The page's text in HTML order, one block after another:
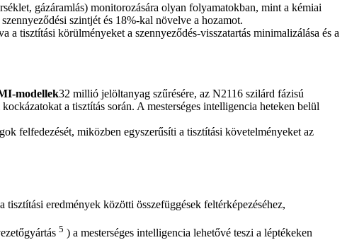
gázáramlás) monitorozására olyan folyamatokban, mint a kémiai
szintjét és 18%-kal növelve a hozamot.
tisztítási körülményeket a szennyeződés-visszatartás minimalizálása és a
modellek32 millió jelöltanyag szűrésére, az N2116 szilárd fázisú
a tisztítás során. A mesterséges intelligencia heteken belül
felfedezését, miközben egyszerűsíti a tisztítási követelményeket az
eredmények közötti összefüggések feltérképezéséhez,
5 ) a mesterséges intelligencia lehetővé teszi a léptékeken